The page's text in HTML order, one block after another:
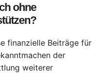
ohne
finanzielle Beiträge für
der
weiterer